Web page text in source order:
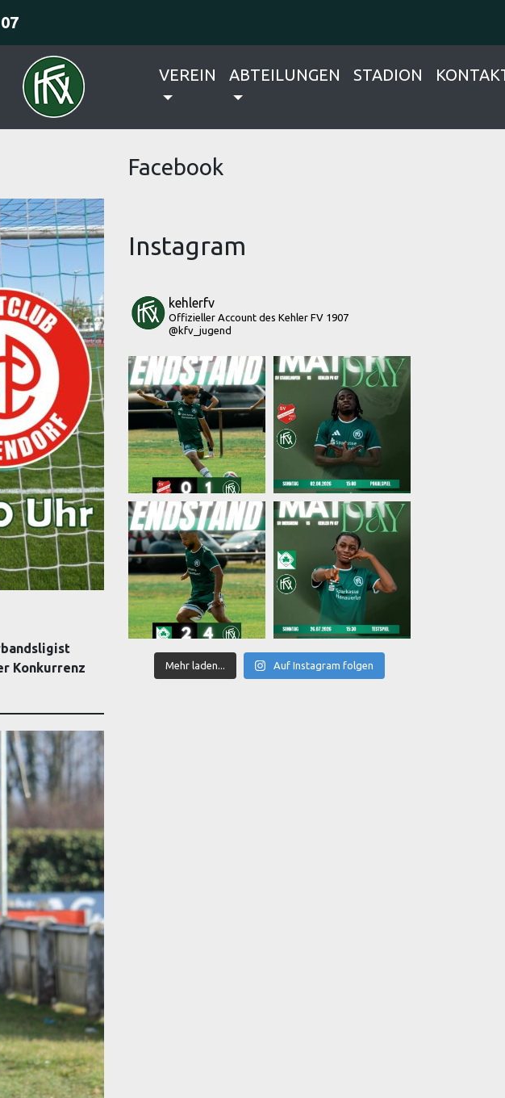
VEREIN ABTEILUNGEN STADION
Konkurrenz
Facebook
Instagram
kehlerfv
Offizieller Account des Kehler FV 1907
@kfv_jugend
Mehr laden... Auf Instagram folgen